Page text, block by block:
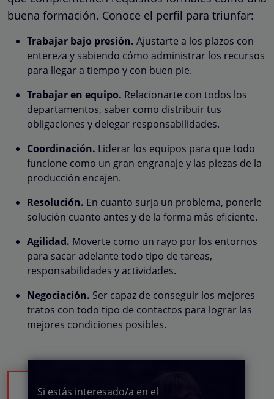
buena formación. Conoce el perfil para triunfar:
Trabajar bajo presión. Ajustarte a los plazos con
entereza y sabiendo cómo administrar los recursos
para llegar a tiempo y con buen pie.
Trabajar en equipo. Relacionarte con todos los
departamentos, saber como distribuir tus
obligaciones y delegar responsabilidades.
Coordinación. Liderar los equipos para que todo
funcione como un gran engranaje y las piezas de la
producción encajen.
Resolución. En cuanto surja un problema, ponerle
solución cuanto antes y de la forma más eficiente.
Agilidad. Moverte como un rayo por los entornos
para sacar adelante todo tipo de tareas,
responsabilidades y actividades.
Negociación. Ser capaz de conseguir los mejores
tratos con todo tipo de contactos para lograr las
mejores condiciones posibles.
Si estás interesado/a en el